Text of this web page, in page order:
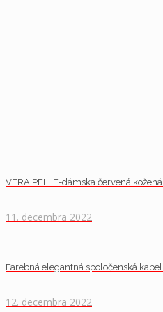
VERA PELLE-dámska červená
11. decembra 2022
Farebná elegantná spoločenská
12. decembra 2022